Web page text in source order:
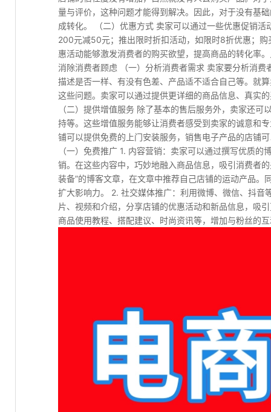
量与评价，这种问题才能得到解决。因此，对于没有基
成转化。 （二）优惠方式 卖家可以通过一些优惠促销
200元减50元；推出限时折扣活动，如限时8折优惠；
惠活动能够激发消费者的购买欲望，提高商品的转化率
消除消费者顾虑 （一）分析消费者需求 卖家要分析消
描述是否一样、有没有色差、产品适不适合自己等。就
这些问题。卖家可以通过提供更详细的商品信息、真实
（二）提供增值服务 除了基本的售后服务外，卖家还
持等。这些增值服务能够让消费者感受到卖家的诚意和
铺可以提供免费的上门安装服务，销售电子产品的店铺
（一）免费推广 1. 内容营销：卖家可以通过撰写优质
销。在这些内容中，巧妙地融入商品信息，吸引消费者
装备”的博客文章，在文章中推荐自己店铺的运动产品
扩大影响力。 2. 社交媒体推广：利用微博、微信、抖
片、视频和介绍，分享店铺的优惠活动和新品信息，吸
商品使用教程、搭配建议、时尚资讯等，增加与粉丝的